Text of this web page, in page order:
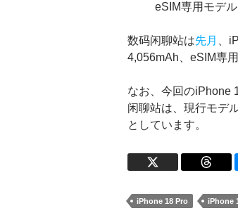
eSIM専用モデ
数码闲聊站は先月
、
4,056mAh、eSIM専
なお、今回のiPhone
闲聊站は、現行モデ
としています。
iPhone 18 Pro iPhone